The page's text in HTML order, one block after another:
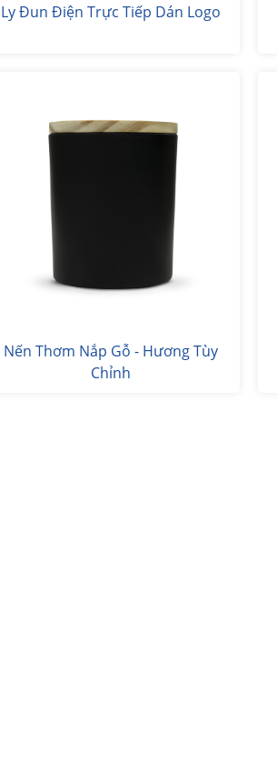
Ly Đun Điện Trực Tiếp Dán Logo
Nến Thơm Nắp Gỗ - Hương Tùy
Chỉnh